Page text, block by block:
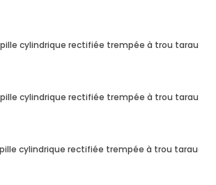
cylindrique rectifiée trempée à trou taraudé
cylindrique rectifiée trempée à trou taraudé
cylindrique rectifiée trempée à trou taraudé